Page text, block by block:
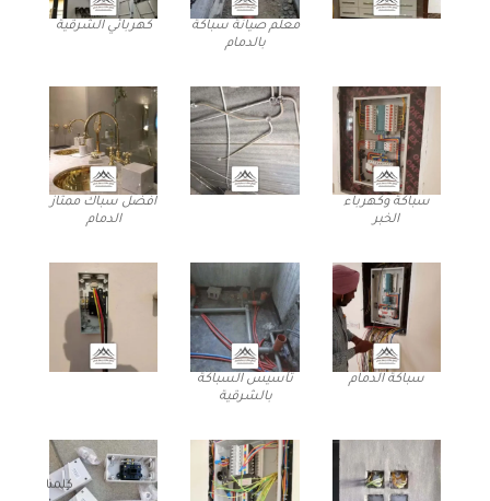
معلم صيانة سباكة
بالدمام
كهربائي الشرقية
سباكة وكهرباء
الخبر
افضل سباك ممتاز
الدمام
سباكة الدمام
تأسيس السباكة
بالشرقية
كلمنا